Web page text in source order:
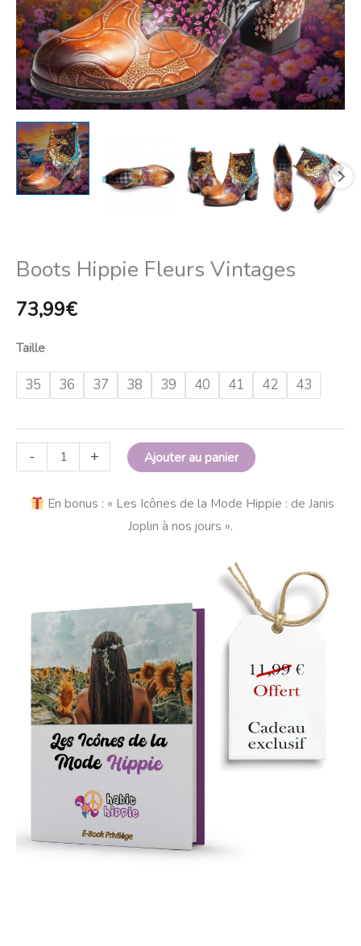
Boots Hippie Fleurs Vintages
73,99€
Taille
35 36 37 38 39 40 41 42 43
- + Ajouter au panier
En bonus : « Les Icônes de la Mode Hippie : de Janis
Joplin à nos jours ».